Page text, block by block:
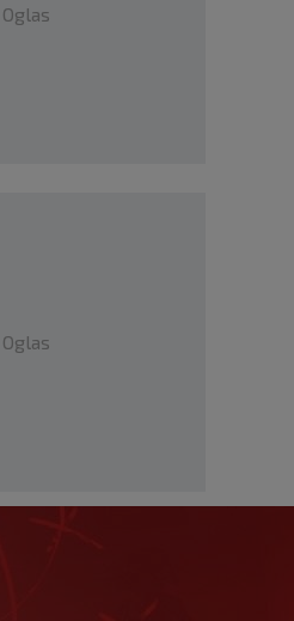
Oglas
Oglas